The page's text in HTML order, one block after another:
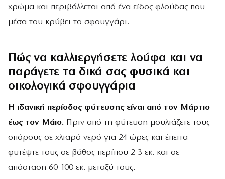
χρώμα και περιβάλλεται από ένα είδος φλούδας που
μέσα του κρύβει το σφουγγάρι.
Πώς να καλλιεργήσετε λούφα και να
παράγετε τα δικά σας φυσικά και
οικολογικά σφουγγάρια
Η ιδανική περίοδος φύτευσης είναι από τον Μάρτιο
έως τον Μάιο. Πριν από τη φύτευση μουλιάζετε τους
σπόρους σε χλιαρό νερό για 24 ώρες και έπειτα
φυτέψτε τους σε βάθος περίπου 2-3 εκ. και σε
απόσταση 60-100 εκ. μεταξύ τους.